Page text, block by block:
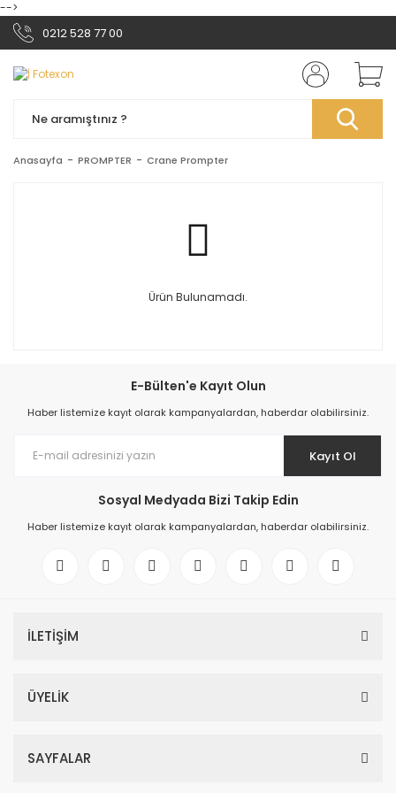
-->
0212 528 77 00
Anasayfa PROMPTER Crane Prompter
Ürün Bulunamadı.
E-Bülten'e Kayıt Olun
Haber listemize kayıt olarak kampanyalardan, haberdar olabilirsiniz.
Kayıt Ol
Sosyal Medyada Bizi Takip Edin
Haber listemize kayıt olarak kampanyalardan, haberdar olabilirsiniz.
İLETİŞİM
ÜYELİK
SAYFALAR